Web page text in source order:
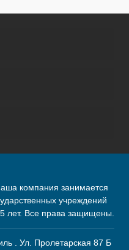
компания занимается
учреждений
лет. Все права защищены.
. Ул. Пролетарская 87 Б